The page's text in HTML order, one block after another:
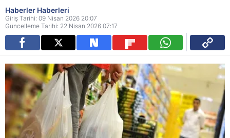
Haberler Haberleri
Giriş Tarihi: 09 Nisan 2026 20:07
Güncelleme Tarihi: 22 Nisan 2026 07:17